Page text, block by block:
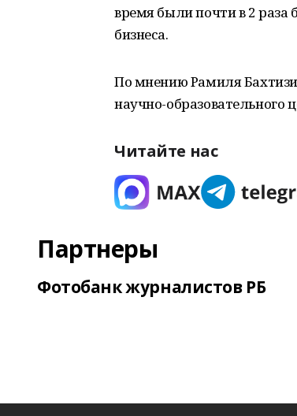
время были почти в 2
бизнеса.
По мнению Рамиля
научно-образовательного
Читайте нас
Партнеры
Фотобанк журналистов РБ